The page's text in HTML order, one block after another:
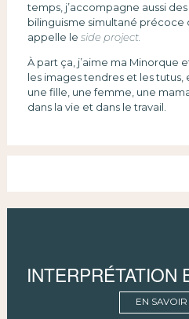
temps, j’accompagne aussi
bilinguisme simultané précoce
appelle le side project.
À part ça, j’aime ma Minorque
les images tendres et les tutus,
une fille, une femme, une
dans la vie et dans le travail.
INTERPRÉTATION
EN